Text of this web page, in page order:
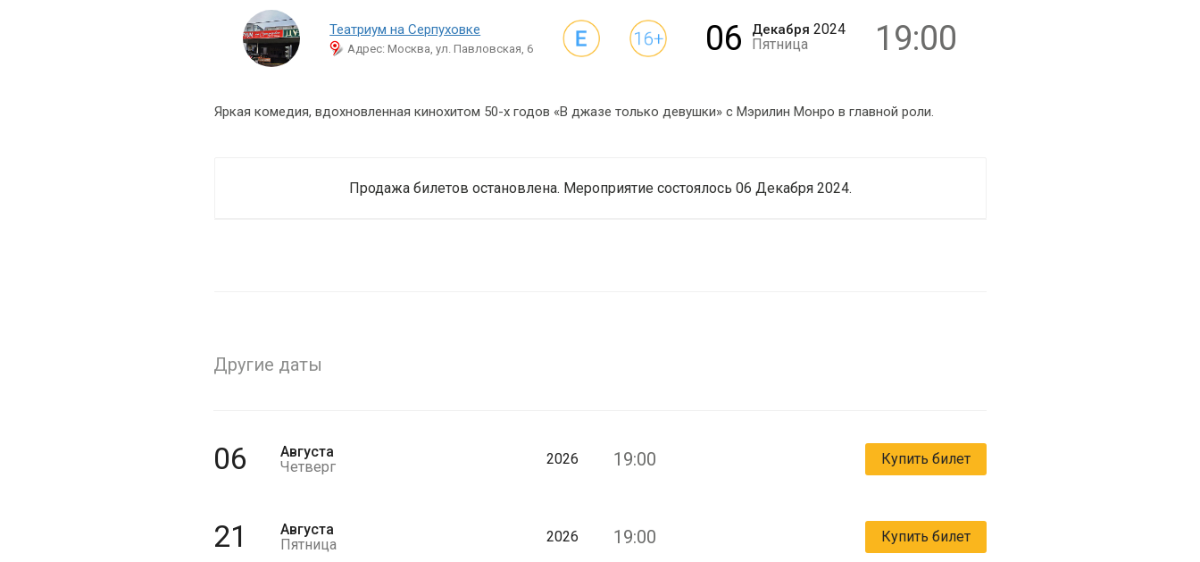
Театриум на Серпуховке
Адрес: Москва, ул. Павловская, 6 06 Декабря 2024
Пятница
19:00
Яркая комедия, вдохновленная кинохитом 50-х годов «В джазе только девушки» с Мэрилин Монро в главной роли.
Продажа билетов остановлена. Мероприятие состоялось 06 Декабря 2024.
Другие даты
06
Августа
Четверг
2026 19:00 Купить билет
21
Августа
Пятница
2026 19:00 Купить билет